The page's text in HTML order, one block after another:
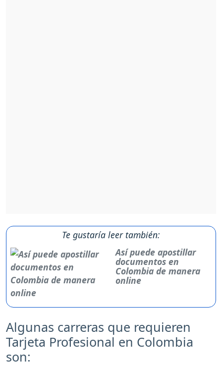
Te gustaría leer también:
Así puede apostillar
documentos en
Colombia de manera
online
Algunas carreras que requieren
Tarjeta Profesional en Colombia
son: